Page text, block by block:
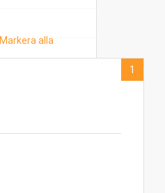
Markera alla
1